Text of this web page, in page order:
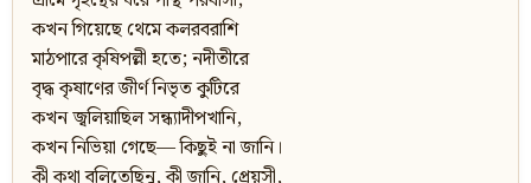
কখন গিয়েছে থেমে কলরবরাশি
মাঠপারে কৃষিপল্লী হতে; নদীতীরে
বৃদ্ধ কৃষাণের জীর্ণ নিভৃত কুটিরে
কখন জ্বলিয়াছিল সন্ধ্যাদীপখানি,
কখন নিভিয়া গেছে— কিছুই না জানি।